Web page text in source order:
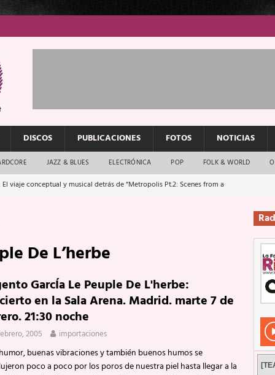
DISCOS PUBLICACIONES FOTOS NOTICIAS
JAZZ & BLUES ELECTRÓNICA POP FOLK & WORLD
El viaje conceptual y musical detrás de “Metropolis Pt.2: Scenes from a
El rock urbano sigue en buenas manos
que van a escucharte te saludan
certificados
ENTREVISTAS
2 de mayo de 2026 en Fuengirola
Su ‘aullido’ retumbó ferozmente en Fuengirola.
La historia de Nintendo Vol. 2 PUBLICACIONES
De L’herbe
GarcÍa Le Peuple De L'herbe:
en la Sala Arena. Madrid. marte 7 de
21:30 noche
2005 importaciones
buenas vibraciones y también buenos humos se
poco a poco por los poros de nuestra piel hasta llegar a la